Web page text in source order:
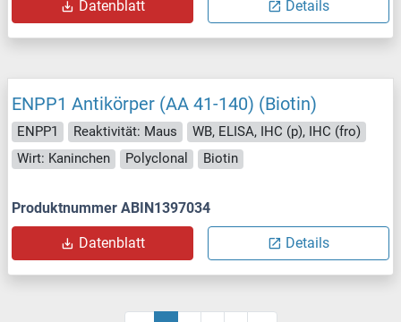
Datenblatt Details
ENPP1 Antikörper (AA 41-140) (Biotin)
ENPP1 Reaktivität: Maus
WB, ELISA, IHC (p), IHC (fro)
Wirt: Kaninchen
Polyclonal Biotin
Produktnummer ABIN1397034
Datenblatt Details